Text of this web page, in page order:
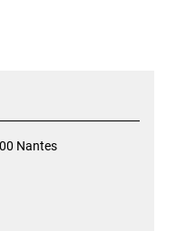
Nantes